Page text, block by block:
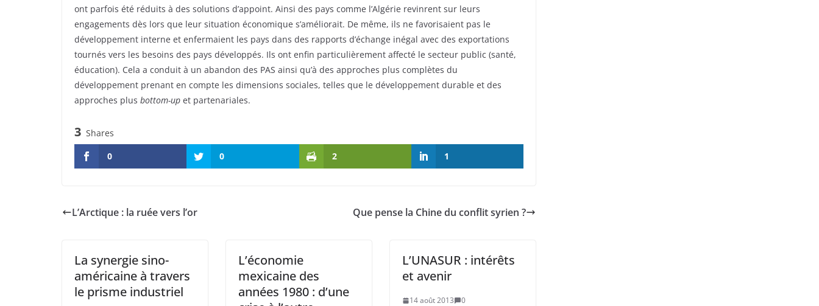
ont parfois été réduits à des solutions d’appoint. Ainsi des pays comme l’Algérie revinrent sur leurs
engagements dès lors que leur situation économique s’améliorait. De même, ils ne favorisaient pas le
développement interne et enfermaient les pays dans des rapports d’échange inégal avec des exportations
tournés vers les besoins des pays développés. Ils ont enfin particulièrement affecté le secteur public (santé,
éducation). Cela a conduit à un abandon des PAS ainsi qu’à des approches plus complètes du
développement prenant en compte les dimensions sociales, telles que le développement durable et des
approches plus bottom-up et partenariales.
3 Shares
0
0 2 1
L’Arctique : la ruée vers l’or Que pense la Chine du conflit syrien ?
La synergie sino-
américaine à travers
le prisme industriel
L’économie
mexicaine des
années 1980 : d’une
L’UNASUR : intérêts
et avenir
14 août 2013 0